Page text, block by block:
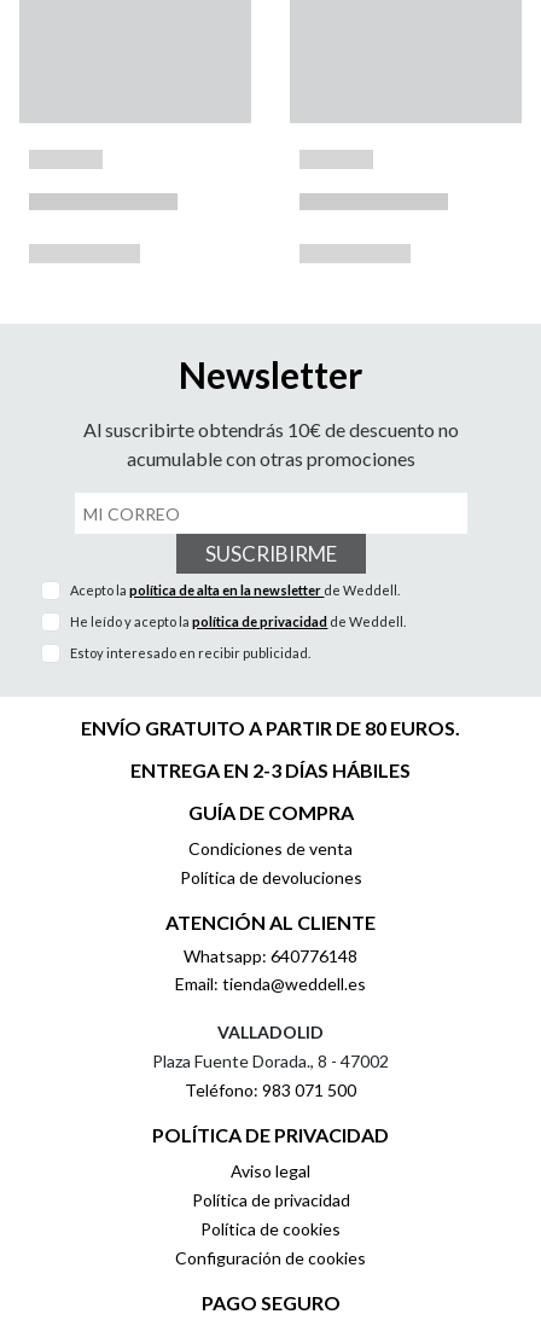
Newsletter
Al suscribirte obtendrás 10€ de descuento no
acumulable con otras promociones
SUSCRIBIRME
Acepto lapolítica de alta en la newsletter de Weddell.
He leído y acepto lapolítica de privacidad de Weddell.
Estoy interesado en recibir publicidad.
ENVÍO GRATUITO A PARTIR DE 80 EUROS.
ENTREGA EN 2-3 DÍAS HÁBILES
GUÍA DE COMPRA
Condiciones de venta
Política de devoluciones
ATENCIÓN AL CLIENTE
Whatsapp: 640776148
Email: tienda@weddell.es
VALLADOLID
Plaza Fuente Dorada., 8 - 47002
Teléfono: 983 071 500
POLÍTICA DE PRIVACIDAD
Aviso legal
Política de privacidad
Política de cookies
Configuración de cookies
PAGO SEGURO